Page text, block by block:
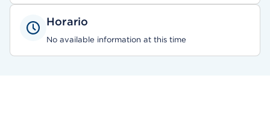
Horario
No available information at this time